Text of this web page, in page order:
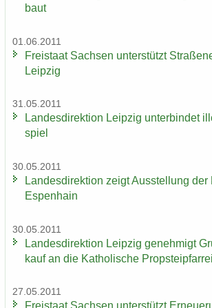
baut
01.06.2011
Frei­staat Sach­sen un­ter­stützt
Leip­zig
31.05.2011
Lan­des­di­rek­ti­on Leip­zig un­ter­bin­det
spiel
30.05.2011
Lan­des­di­rek­ti­on zeigt Aus­stel­lung
Es­pen­hain
30.05.2011
Lan­des­di­rek­ti­on Leip­zig ge­neh­migt
kauf an die Ka­tho­li­sche
27.05.2011